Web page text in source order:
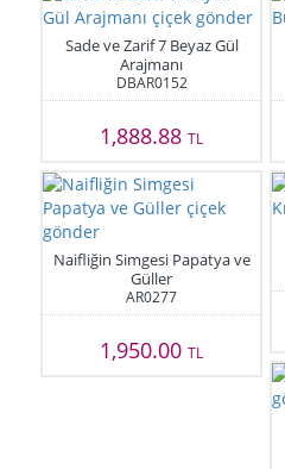
Sade ve Zarif 7 Beyaz Gül
Arajmanı
DBAR0152
1,888.88TL
Naifliğin Simgesi Papatya ve
Güller
AR0277
1,950.00TL